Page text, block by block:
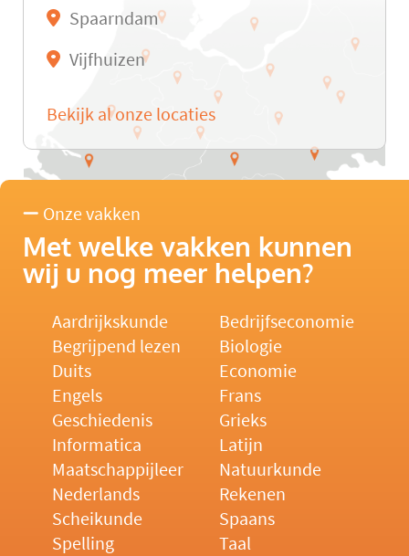
Spaarndam
Vijfhuizen
Bekijk al onze locaties
Onze vakken
Met welke vakken kunnen
wij u nog meer helpen?
Aardrijkskunde
Bedrijfseconomie
Begrijpend lezen
Biologie
Duits
Economie
Engels
Frans
Geschiedenis
Grieks
Informatica
Latijn
Maatschappijleer
Natuurkunde
Nederlands
Rekenen
Scheikunde
Spaans
Spelling
Taal